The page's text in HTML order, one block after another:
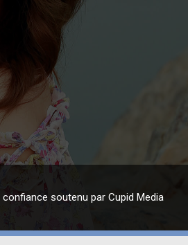
confiance soutenu par Cupid Media